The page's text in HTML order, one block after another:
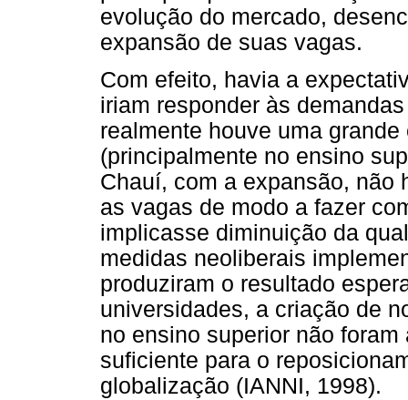
evolução do mercado,
expansão de suas vagas.
Com efeito, havia a
iriam responder às
realmente houve uma
(principalmente no ensino
Chauí, com a expansão, não
as vagas de modo a fazer
implicasse diminuição da
medidas neoliberais
produziram o resultado
universidades, a criação de
no ensino superior não
suficiente para o
globalização (IANNI, 1998).